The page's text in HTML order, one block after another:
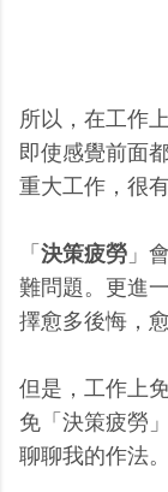
所以，在工作
即使感覺前面
重大工作，很
「決策疲勞 」
難問題。更進
擇愈多後悔，
但是，工作上
免「決策疲勞
聊聊我的作法。